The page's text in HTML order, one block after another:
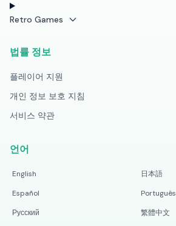
Retro Games
법률 정보
플레이어 지원
개인 정보 보호 지침
서비스 약관
언어
English
日本語
Español
Português
Русский
繁體中文